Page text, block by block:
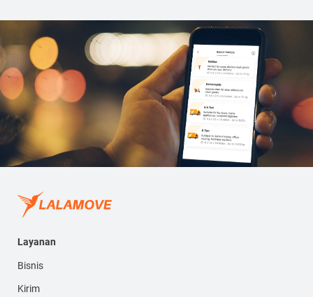
Layanan
Bisnis
Kirim